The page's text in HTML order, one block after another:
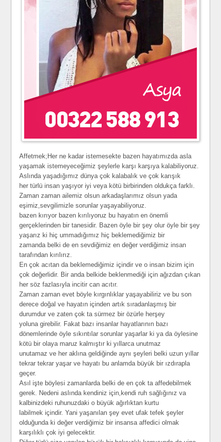
Affetmek;Her ne kadar istemesekte bazen hayatımızda asla
yaşamak istemeyeceğimiz şeylerle karşı karşıya kalabiliyoruz.
Aslında yaşadığımız dünya çok kalabalık ve çok karışık
her türlü insan yaşıyor iyi veya kötü birbirinden oldukça farklı.
Zaman zaman ailemiz olsun arkadaşlarımız olsun yada
eşimiz,sevgilimizle sorunlar yaşayabiliyoruz.
bazen kırıyor bazen kırılıyoruz bu hayatın en önemli
gerçeklerinden bir tanesidir. Bazen öyle bir şey olur öyle bir şey
yaşarız ki hiç ummadığımız hiç beklemediğimiz bir
zamanda belki de en sevdiğimiz en değer verdiğimiz insan
tarafından kırılırız.
En çok acıtan da beklemediğimiz içindir ve o insan bizim için
çok değerlidir. Bir anda belkide beklenmediği için ağızdan çıkan
her söz fazlasıyla incitir can acıtır.
Zaman zaman evet böyle kırgınlıklar yaşayabiliriz ve bu son
derece doğal ve hayatın içinden artık sıradanlaşmış bir
durumdur ve zaten çok ta sürmez bir özürle herşey
yoluna girebilir. Fakat bazı insanlar hayatlarının bazı
dönemlerinde öyle sıkıntılar sorunlar yaşarlar ki ya da öylesine
kötü bir olaya maruz kalmıştır ki yıllarca unutmaz
unutamaz ve her aklına geldiğinde aynı şeyleri belki uzun yıllar
tekrar tekrar yaşar ve hayatı bu anlamda büyük bir ızdırapla
geçer.
Asıl işte böylesi zamanlarda belki de en çok ta affedebilmek
gerek. Nedeni aslında kendiniz için,kendi ruh sağlığınız va
kalbinizdeki ruhunuzdaki o büyük ağırlıktan kurtu
labilmek içindir. Yani yaşanılan şey evet ufak tefek şeyler
olduğunda ki değer verdiğimiz bir insansa affedici olmak
karşılıklı çok iyi gelecektir.